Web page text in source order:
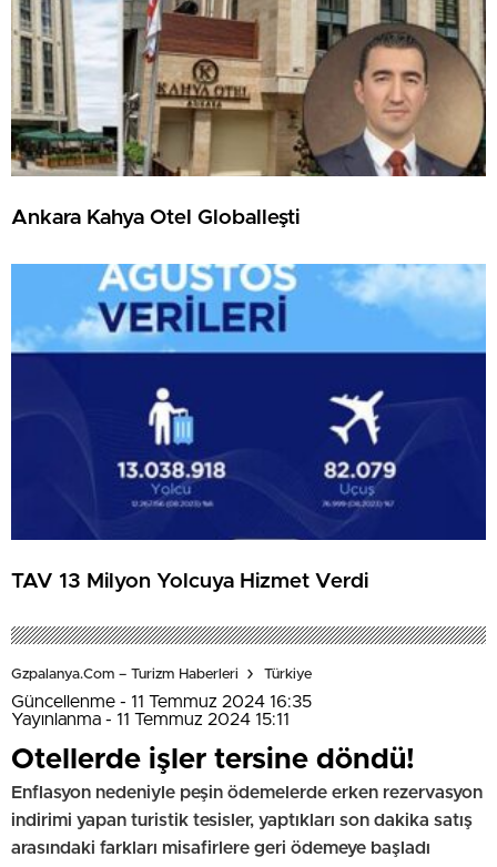
Ankara Kahya Otel Globalleşti
TAV 13 Milyon Yolcuya Hizmet Verdi
Gzpalanya.com – Turizm Haberleri Türkiye
Güncellenme - 11 Temmuz 2024 16:35
Yayınlanma - 11 Temmuz 2024 15:11
Otellerde işler tersine döndü!
Enflasyon nedeniyle peşin ödemelerde erken rezervasyon
indirimi yapan turistik tesisler, yaptıkları son dakika satış
arasındaki farkları misafirlere geri ödemeye başladı